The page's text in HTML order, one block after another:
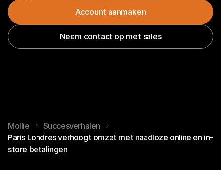
Account aanmaken
Neem contact op met sales
Mollie
Succesverhalen
Paris Londres verhoogt omzet met naadloze online en in-
store betalingen